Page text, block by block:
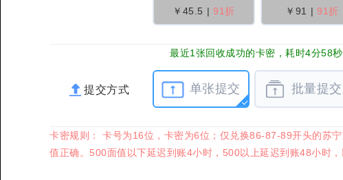
￥45.5 | 91折 ￥91 | 91折
最近1张回收成功的卡密，耗时4分58
提交方式 单张提交 批量提交
卡密规则： 卡号为16位，卡密为6位；仅兑换86-87-89开头的苏
值正确。500面值以下延迟到账4小时，500以上延迟到账48小时，